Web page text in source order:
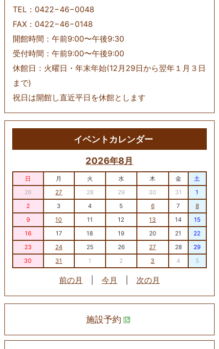
TEL：0422−46−0048
FAX：0422−46−0148
開館時間：午前9:00〜午後9:30
受付時間：午前9:00〜午後9:00
休館日：火曜日・年末年始(12月29日から翌年１月３日
まで)
祝日は開館し直近平日を休館とします
イベントカレンダー
2026年8月
日 月 火 水 木 金
土
26
27 28 29 30 31
1
2
3 4 5 6 7
8
9
10 11 12 13 14
15
16
17 18 19 20 21
22
23
24 25 26 27 28
29
30
31 1 2 3 4 5
前の月 今月 次の月
施設予約